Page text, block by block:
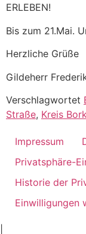
ERLEBEN!
Bis zum 21.Mai.
Herzliche Grüße
Gildeherr
Verschlagwortet
Straße, Kreis
Impressum
Privatsphäre-
Historie der
Einwilligungen